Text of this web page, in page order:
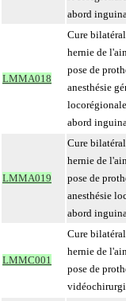
abord
LMMA018
Cure
hernie de
pose de
anesthésie
abord
LMMA019
Cure
hernie de
pose de
anesthésie
abord
LMMC001
Cure
hernie de
pose de